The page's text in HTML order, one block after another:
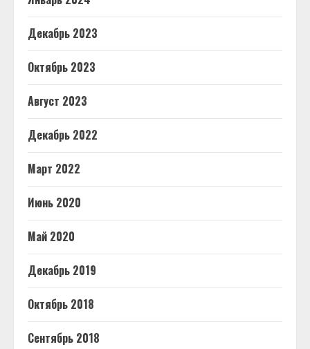
Декабрь 2023
Октябрь 2023
Август 2023
Декабрь 2022
Март 2022
Июнь 2020
Май 2020
Декабрь 2019
Октябрь 2018
Сентябрь 2018